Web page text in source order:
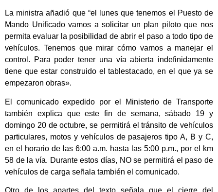
La ministra añadió que “el lunes que tenemos el Puesto de
Mando Unificado vamos a solicitar un plan piloto que nos
permita evaluar la posibilidad de abrir el paso a todo tipo de
vehículos. Tenemos que mirar cómo vamos a manejar el
control. Para poder tener una vía abierta indefinidamente
tiene que estar construido el tablestacado, en el que ya se
empezaron obras».
El comunicado expedido por el Ministerio de Transporte
también explica que este fin de semana, sábado 19 y
domingo 20 de octubre, se permitirá el tránsito de vehículos
particulares, motos y vehículos de pasajeros tipo A, B y C,
en el horario de las 6:00 a.m. hasta las 5:00 p.m., por el km
58 de la vía. Durante estos días, NO se permitirá el paso de
vehículos de carga señala también el comunicado.